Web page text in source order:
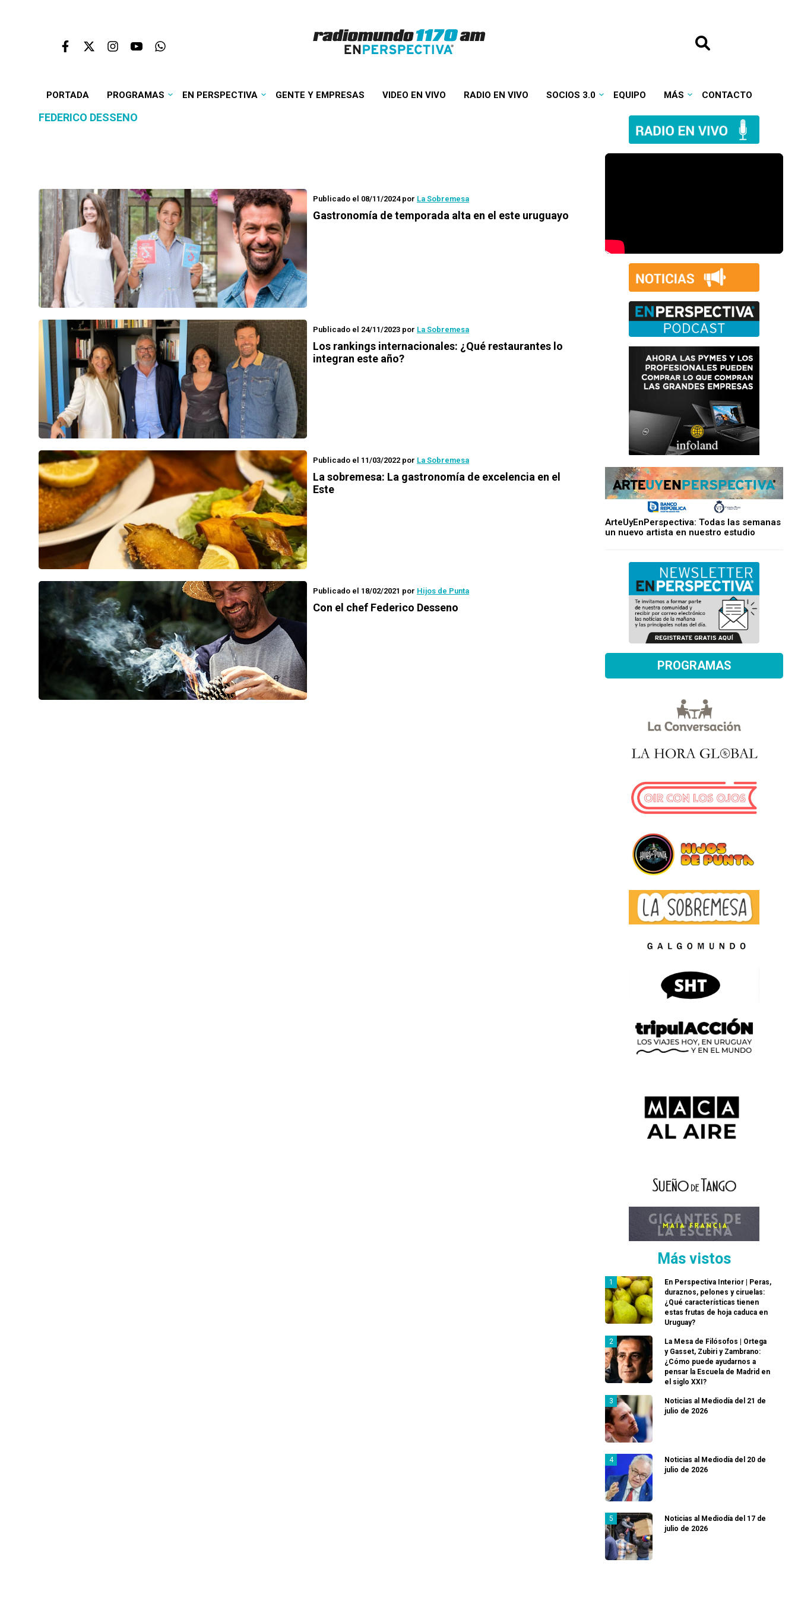
PORTADA PROGRAMAS EN PERSPECTIVA GENTE Y EMPRESAS VIDEO EN VIVO RADIO EN VIVO SOCIOS 3.0 EQUIPO MÁS CONTACTO
FEDERICO DESSENO
Publicado el 08/11/2024por La Sobremesa
Gastronomía de temporada alta en el este uruguayo
Publicado el 24/11/2023 por La Sobremesa
Los rankings internacionales: ¿Qué restaurantes lo
integran este año?
Publicado el 11/03/2022 por La Sobremesa
La sobremesa: La gastronomía de excelencia en el
Este
Publicado el 18/02/2021 por Hijos de Punta
Con el chef Federico Desseno
ArteUyEnPerspectiva: Todas las semanas
un nuevo artista en nuestro estudio
PROGRAMAS
Más vistos
En Perspectiva Interior | Peras,
duraznos, pelones y ciruelas:
¿Qué características tienen
estas frutas de hoja caduca en
Uruguay?
La Mesa de Filósofos | Ortega
y Gasset, Zubiri y Zambrano:
¿Cómo puede ayudarnos a
pensar la Escuela de Madrid en
el siglo XXI?
Noticias al Mediodía del 21 de
julio de 2026
Noticias al Mediodía del 20 de
julio de 2026
Noticias al Mediodía del 17 de
julio de 2026